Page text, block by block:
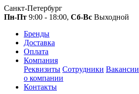
Санкт-Петербург
Пн-Пт 9:00 - 18:00, Сб-Вс Выходной
Бренды
Доставка
Оплата
Компания
Реквизиты Сотрудники Вакансии
о компании
Контакты